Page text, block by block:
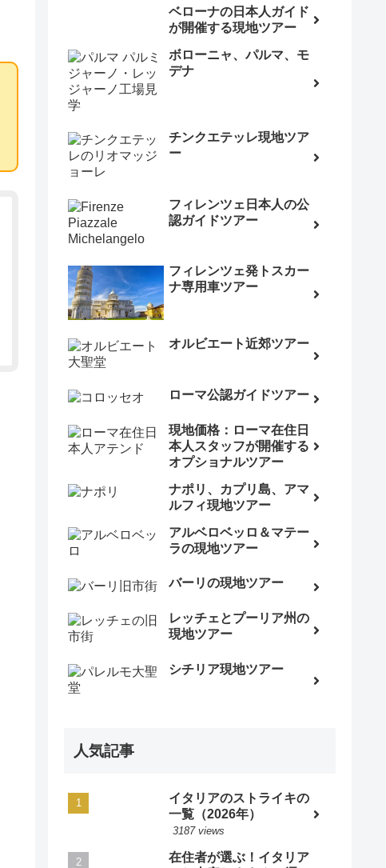
ベローナの日本人ガイド
が開催する現地ツアー
ボローニャ、パルマ、モ
デナ
チンクエテッレ現地ツア
ー
フィレンツェ日本人の公
認ガイドツアー
フィレンツェ発トスカー
ナ専用車ツアー
オルビエート近郊ツアー
ローマ公認ガイドツアー
現地価格：ローマ在住日
本人スタッフが開催する
オプショナルツアー
ナポリ、カプリ島、アマ
ルフィ現地ツアー
アルベロベッロ＆マテー
ラの現地ツアー
バーリの現地ツアー
レッチェとプーリア州の
現地ツアー
シチリア現地ツアー
人気記事
イタリアのストライキの
一覧（2026年）
3187 views
在住者が選ぶ！イタリア